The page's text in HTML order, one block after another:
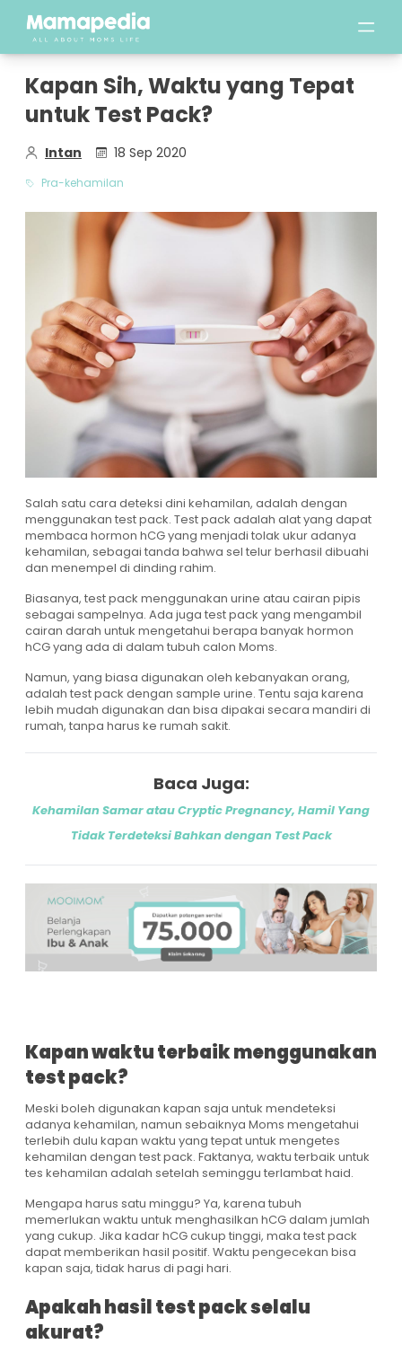
Kapan Sih, Waktu yang Tepat
untuk Test Pack?
Intan 18 Sep 2020
Pra-kehamilan
Salah satu cara deteksi dini kehamilan, adalah dengan
menggunakan test pack. Test pack adalah alat yang dapat
membaca hormon hCG yang menjadi tolak ukur adanya
kehamilan, sebagai tanda bahwa sel telur berhasil dibuahi
dan menempel di dinding rahim.
Biasanya, test pack menggunakan urine atau cairan pipis
sebagai sampelnya. Ada juga test pack yang mengambil
cairan darah untuk mengetahui berapa banyak hormon
hCG yang ada di dalam tubuh calon Moms.
Namun, yang biasa digunakan oleh kebanyakan orang,
adalah test pack dengan sample urine. Tentu saja karena
lebih mudah digunakan dan bisa dipakai secara mandiri di
rumah, tanpa harus ke rumah sakit.
Baca Juga:
Kehamilan Samar atau Cryptic Pregnancy, Hamil Yang
Tidak Terdeteksi Bahkan dengan Test Pack
Kapan waktu terbaik menggunakan
test pack?
Meski boleh digunakan kapan saja untuk mendeteksi
adanya kehamilan, namun sebaiknya Moms mengetahui
terlebih dulu kapan waktu yang tepat untuk mengetes
kehamilan dengan test pack. Faktanya, waktu terbaik untuk
tes kehamilan adalah setelah seminggu terlambat haid.
Mengapa harus satu minggu? Ya, karena tubuh
memerlukan waktu untuk menghasilkan hCG dalam jumlah
yang cukup. Jika kadar hCG cukup tinggi, maka test pack
dapat memberikan hasil positif. Waktu pengecekan bisa
kapan saja, tidak harus di pagi hari.
Apakah hasil test pack selalu
akurat?